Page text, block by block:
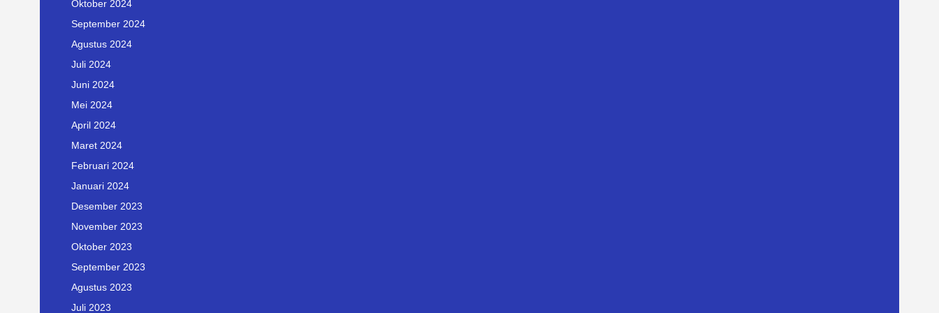
Oktober 2024
September 2024
Agustus 2024
Juli 2024
Juni 2024
Mei 2024
April 2024
Maret 2024
Februari 2024
Januari 2024
Desember 2023
November 2023
Oktober 2023
September 2023
Agustus 2023
Juli 2023